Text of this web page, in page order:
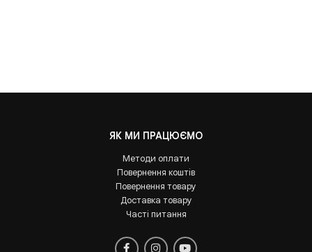
ЯК МИ ПРАЦЮЄМО
Методи оплати
Повернення коштів
Повернення товару
Доставка товару
Часті питання